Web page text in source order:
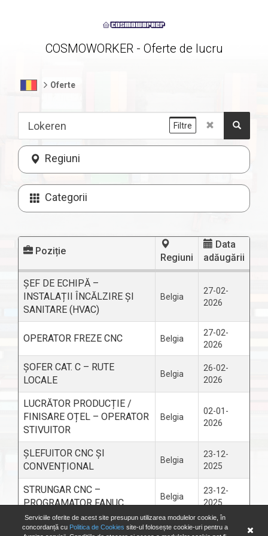
Serviciile oferite de acest site presupun utilizarea modulelor cookie, în
concordanță cu Politica de Cookies site-ul folosește cookie-uri pentru a
COSMOWORKER - Oferte de lucru
Oferte
Regiuni
Categorii
Filtre
Poziție
Regiuni
Data
adăugării
ȘEF DE ECHIPĂ –
INSTALAȚII ÎNCĂLZIRE ȘI
SANITARE (HVAC)
Belgia
27-02-
2026
OPERATOR FREZE CNC Belgia
27-02-
2026
ȘOFER CAT. C – RUTE
LOCALE
Belgia
26-02-
2026
LUCRĂTOR PRODUCȚIE /
FINISARE OȚEL – OPERATOR
STIVUITOR
Belgia
02-01-
2026
ȘLEFUITOR CNC ȘI
CONVENȚIONAL
Belgia
23-12-
2025
STRUNGAR CNC –
PROGRAMATOR FANUC
Belgia
23-12-
2025
10 20 50 100 250